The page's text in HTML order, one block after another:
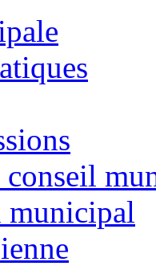
conseil